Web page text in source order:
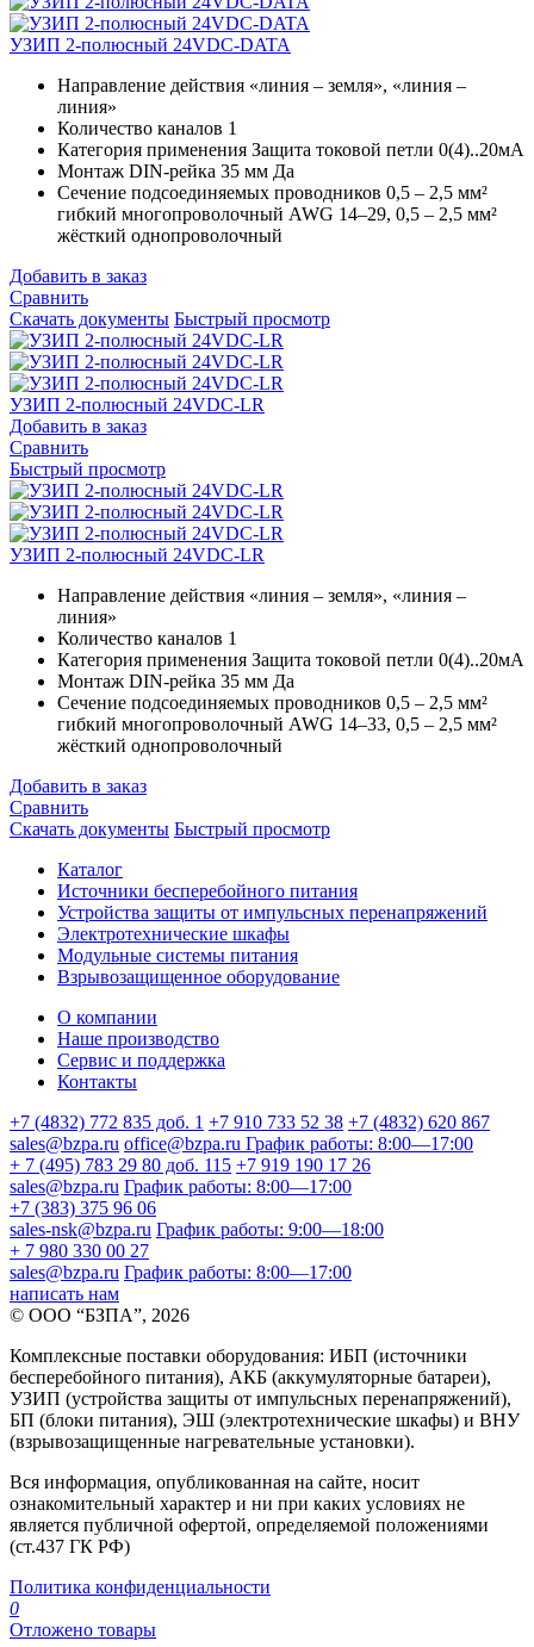
УЗИП 2-полюсный 24VDC-DATA
Направление действия «линия – земля», «линия –
линия»
Количество каналов 1
Категория применения Защита токовой петли 0(4)..20мА
Монтаж DIN-рейка 35 мм Да
Сечение подсоединяемых проводников 0,5 – 2,5 мм²
гибкий многопроволочный AWG 14–29, 0,5 – 2,5 мм²
жёсткий однопроволочный
Добавить в заказ
Сравнить
Скачать документы Быстрый просмотр
УЗИП 2-полюсный 24VDC-LR
Добавить в заказ
Сравнить
Быстрый просмотр
УЗИП 2-полюсный 24VDC-LR
Направление действия «линия – земля», «линия –
линия»
Количество каналов 1
Категория применения Защита токовой петли 0(4)..20мА
Монтаж DIN-рейка 35 мм Да
Сечение подсоединяемых проводников 0,5 – 2,5 мм²
гибкий многопроволочный AWG 14–33, 0,5 – 2,5 мм²
жёсткий однопроволочный
Добавить в заказ
Сравнить
Скачать документы Быстрый просмотр
Каталог
Источники бесперебойного питания
Устройства защиты от импульсных перенапряжений
Электротехнические шкафы
Модульные системы питания
Взрывозащищенное оборудование
О компании
Наше производство
Сервис и поддержка
Контакты
+7 (4832) 772 835 доб. 1 +7 910 733 52 38 +7 (4832) 620 867
sales@bzpa.ru office@bzpa.ru График работы: 8:00—17:00
+ 7 (495) 783 29 80 доб. 115 +7 919 190 17 26
sales@bzpa.ru График работы: 8:00—17:00
+7 (383) 375 96 06
sales-nsk@bzpa.ru График работы: 9:00—18:00
+ 7 980 330 00 27
sales@bzpa.ru График работы: 8:00—17:00
написать нам
© ООО “БЗПА”, 2026
Комплексные поставки оборудования: ИБП (источники
бесперебойного питания), АКБ (аккумуляторные батареи),
УЗИП (устройства защиты от импульсных перенапряжений),
БП (блоки питания), ЭШ (электротехнические шкафы) и ВНУ
(взрывозащищенные нагревательные установки).
Вся информация, опубликованная на сайте, носит
ознакомительный характер и ни при каких условиях не
является публичной офертой, определяемой положениями
(ст.437 ГК РФ)
Политика конфиденциальности
0
Отложено товары